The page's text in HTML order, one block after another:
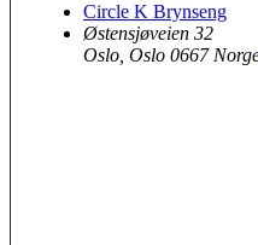
Circle K Brynseng
Østensjøveien 32
Oslo Oslo 0667